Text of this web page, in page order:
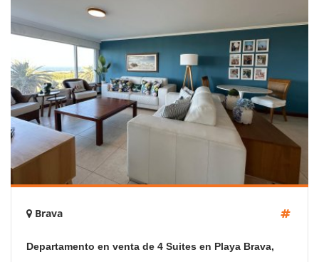
Brava
Departamento en venta de 4 Suites en Playa Brava,